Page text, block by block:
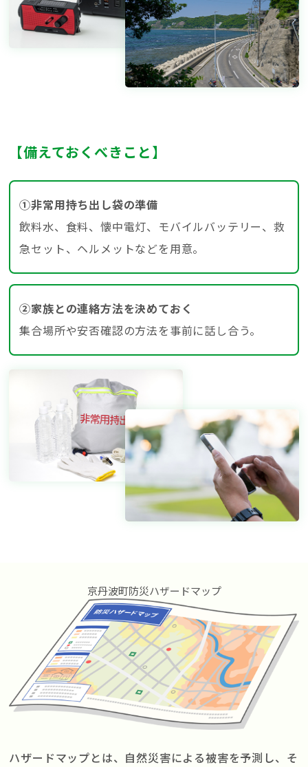
【備えておくべきこと】
①非常用持ち出し袋の準備
飲料水、食料、懐中電灯、モバイルバッテリー、救
急セット、ヘルメットなどを用意。
②家族との連絡方法を決めておく
集合場所や安否確認の方法を事前に話し合う。
京丹波町防災ハザードマップ
ハザードマップとは、自然災害による被害を予測し、そ